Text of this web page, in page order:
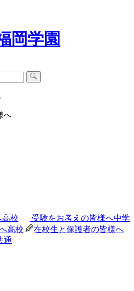
岡学園
へ
高校 受験をお考えの皆様へ中学
高校
在校生と保護者の皆様へ
通